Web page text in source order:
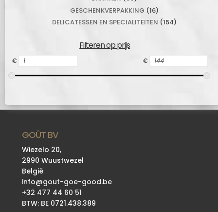
GESCHENKVERPAKKING (16)
DELICATESSEN EN SPECIALITEITEN (154)
Filteren op prijs
€ €
GOÛT BV
Wiezelo 20,
2990 Wuustwezel
België
info@gout-goe-good.be
+32 477 44 60 51
BTW: BE 0721.438.389